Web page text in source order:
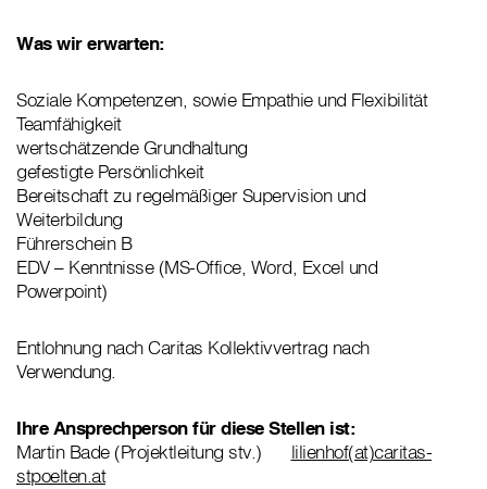
Was wir erwarten:
Soziale Kompetenzen, sowie Empathie und Flexibilität
Teamfähigkeit
wertschätzende Grundhaltung
gefestigte Persönlichkeit
Bereitschaft zu regelmäßiger Supervision und
Weiterbildung
Führerschein B
EDV – Kenntnisse (MS-Office, Word, Excel und
Powerpoint)
Entlohnung nach Caritas Kollektivvertrag nach
Verwendung.
Ihre Ansprechperson für diese Stellen ist:
Martin Bade (Projektleitung stv.) lilienhof(at)caritas-
stpoelten.at